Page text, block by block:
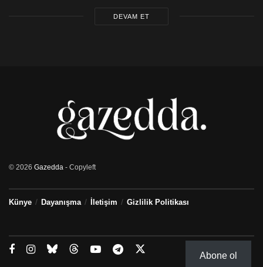
DEVAM ET
© 2026 Gazedda - Copyleft
Künye Dayanışma İletişim Gizlilik Politikası
Abone ol